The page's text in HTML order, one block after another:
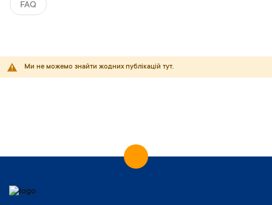
FAQ
Ми не можемо знайти жодних публікацій тут.